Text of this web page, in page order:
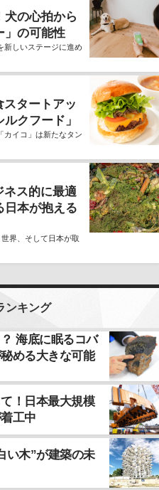
犬の心拍から
」の可能性
しいステージに進め
タートアッ
クフード」
カイコ」は新たなタン
ネス的に最適
日本が抱える
界、そして日本が取
ンキング
海底に眠るコバ
める大きな可能
！日本最大規模
工中
い木”が建築の未